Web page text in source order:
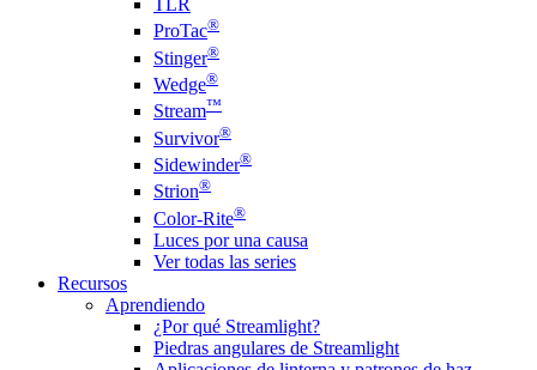
TLR
ProTac®
Stinger®
Wedge®
Stream™
Survivor®
Sidewinder®
Strion®
Color-Rite®
Luces por una causa
Ver todas las series
Recursos
Aprendiendo
¿Por qué Streamlight?
Piedras angulares de Streamlight